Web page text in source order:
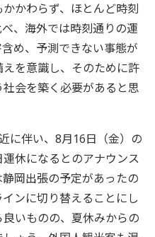
かわらず、ほとんど時刻
、海外では時刻通りの運
め、予測できない事態が
を意識し、そのために許
会を築く必要があると思
に伴い、8月16日（金）の
休になるとのアナウンス
岡出張の予定があったの
ンに切り替えることにし
いものの、夏休みからの